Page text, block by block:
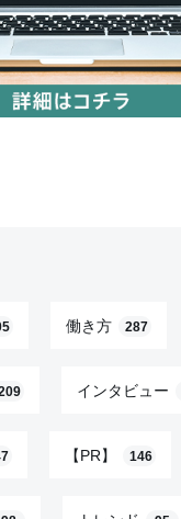
働き方 287
インタビュー
【PR】 146